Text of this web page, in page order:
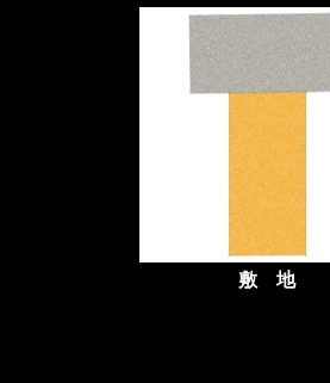
敷 地